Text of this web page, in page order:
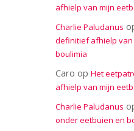
afhielp van mijn
Charlie Paludanus
definitief afhielp
boulimia
Caro op Het
afhielp van mijn
Charlie Paludanus
onder eetbuien en